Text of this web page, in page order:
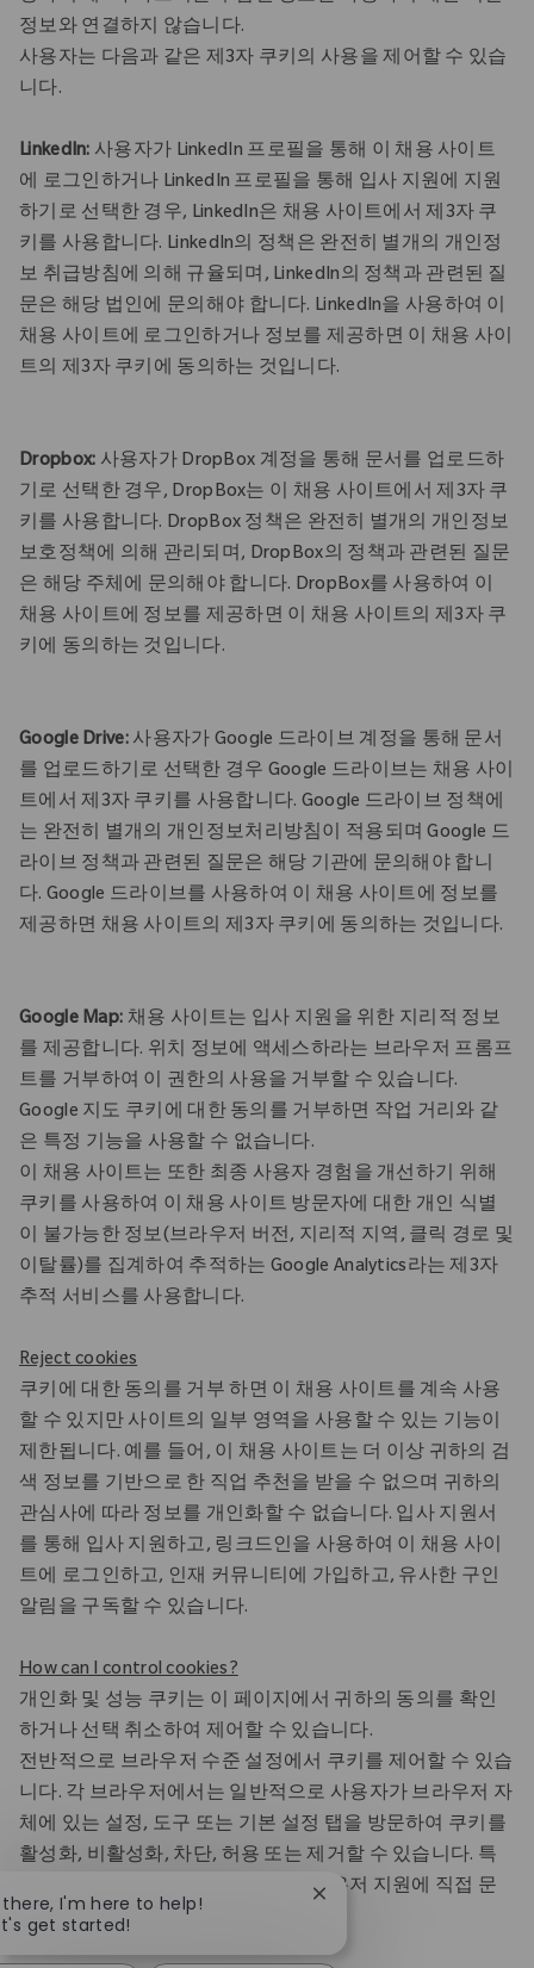
정보와 연결하지 않습니다.
사용자는 다음과 같은 제3자 쿠키의 사용을 제어할 수 있습
니다.
LinkedIn: 사용자가 LinkedIn 프로필을 통해 이 채용 사이트
에 로그인하거나 LinkedIn 프로필을 통해 입사 지원에 지원
하기로 선택한 경우, LinkedIn은 채용 사이트에서 제3자 쿠
키를 사용합니다. LinkedIn의 정책은 완전히 별개의 개인정
보 취급방침에 의해 규율되며, LinkedIn의 정책과 관련된 질
문은 해당 법인에 문의해야 합니다. LinkedIn을 사용하여 이
채용 사이트에 로그인하거나 정보를 제공하면 이 채용 사이
트의 제3자 쿠키에 동의하는 것입니다.
Dropbox: 사용자가 DropBox 계정을 통해 문서를 업로드하
기로 선택한 경우, DropBox는 이 채용 사이트에서 제3자 쿠
키를 사용합니다. DropBox 정책은 완전히 별개의 개인정보
보호정책에 의해 관리되며, DropBox의 정책과 관련된 질문
은 해당 주체에 문의해야 합니다. DropBox를 사용하여 이
채용 사이트에 정보를 제공하면 이 채용 사이트의 제3자 쿠
키에 동의하는 것입니다.
Google Drive:사용자가 Google 드라이브 계정을 통해 문서
를 업로드하기로 선택한 경우 Google 드라이브는 채용 사이
트에서 제3자 쿠키를 사용합니다. Google 드라이브 정책에
는 완전히 별개의 개인정보처리방침이 적용되며 Google 드
라이브 정책과 관련된 질문은 해당 기관에 문의해야 합니
다. Google 드라이브를 사용하여 이 채용 사이트에 정보를
제공하면 채용 사이트의 제3자 쿠키에 동의하는 것입니다.
Google Map: 채용 사이트는 입사 지원을 위한 지리적 정보
를 제공합니다. 위치 정보에 액세스하라는 브라우저 프롬프
트를 거부하여 이 권한의 사용을 거부할 수 있습니다.
Google 지도 쿠키에 대한 동의를 거부하면 작업 거리와 같
은 특정 기능을 사용할 수 없습니다.
이 채용 사이트는 또한 최종 사용자 경험을 개선하기 위해
쿠키를 사용하여 이 채용 사이트 방문자에 대한 개인 식별
이 불가능한 정보(브라우저 버전, 지리적 지역, 클릭 경로 및
이탈률)를 집계하여 추적하는 Google Analytics라는 제3자
추적 서비스를 사용합니다.
Reject cookies
쿠키에 대한 동의를 거부 하면 이 채용 사이트를 계속 사용
할 수 있지만 사이트의 일부 영역을 사용할 수 있는 기능이
제한됩니다. 예를 들어, 이 채용 사이트는 더 이상 귀하의 검
색 정보를 기반으로 한 직업 추천을 받을 수 없으며 귀하의
관심사에 따라 정보를 개인화할 수 없습니다. 입사 지원서
를 통해 입사 지원하고, 링크드인을 사용하여 이 채용 사이
트에 로그인하고, 인재 커뮤니티에 가입하고, 유사한 구인
알림을 구독할 수 있습니다.
How can I control cookies?
개인화 및 성능 쿠키는 이 페이지에서 귀하의 동의를 확인
하거나 선택 취소하여 제어할 수 있습니다.
전반적으로 브라우저 수준 설정에서 쿠키를 제어할 수 있습
니다. 각 브라우저에서는 일반적으로 사용자가 브라우저 자
체에 있는 설정, 도구 또는 기본 설정 탭을 방문하여 쿠키를
활성화, 비활성화, 차단, 허용 또는 제거할 수 있습니다. 특
정 브라우저에 대한 추가 질문은 브라우저 지원에 직접 문
의하십시오.
there, I'm here to help!
get started!
Close chatbot